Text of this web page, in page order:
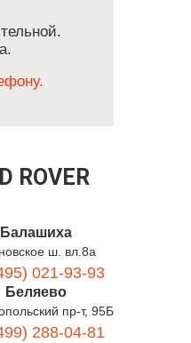
Балашиха
ш. вл.8а
021-93-93
Беляево
пр-т, 95Б
288-04-81